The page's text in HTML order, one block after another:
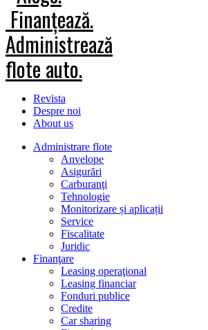
Revista
Despre noi
About us
Administrare flote
Anvelope
Asigurări
Carburanţi
Tehnologie
Monitorizare și aplicații
Service
Fiscalitate
Juridic
Finanţare
Leasing operaţional
Leasing financiar
Fonduri publice
Credite
Car sharing